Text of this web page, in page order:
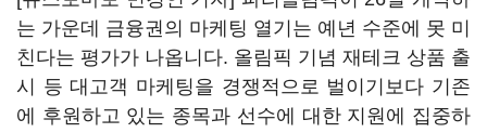
는 가운데 금융권의 마케팅 열기는 예년 수준에 못 미
친다는 평가가 나옵니다. 올림픽 기념 재테크 상품 출
시 등 대고객 마케팅을 경쟁적으로 벌이기보다 기존
에 후원하고 있는 종목과 선수에 대한 지원에 집중하